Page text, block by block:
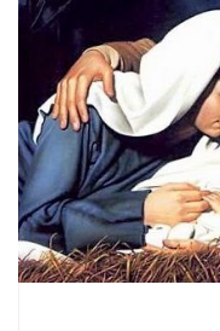
“Porque um menino
governo está sobre os
Maravilhoso
Príncipe da Paz.”
Deus fez por nós!!!
nascimento de Cristo!